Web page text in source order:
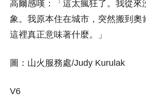
高爾感嘆：「這太瘋狂了。我從來
象。我原本住在城市，突然搬到奧
這裡真正意味著什麼。」
圖：山火服務處/Judy Kurulak
V6